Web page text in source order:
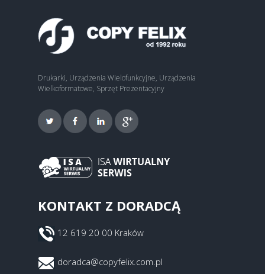
Drukarki, Urządzenia Wielofunkcyjne, Urządzenia
Wielkoformatowe, Sprzęt Prezentacyjny
KONTAKT Z DORADCĄ
12 619 20 00 Kraków
doradca@copyfelix.com.pl